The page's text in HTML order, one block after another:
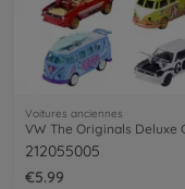
Voitures anciennes
212055005
€5.99